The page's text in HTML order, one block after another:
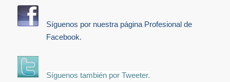
Síguenos por nuestra página Profesional de
Facebook.
Síguenos también por Tweeter.